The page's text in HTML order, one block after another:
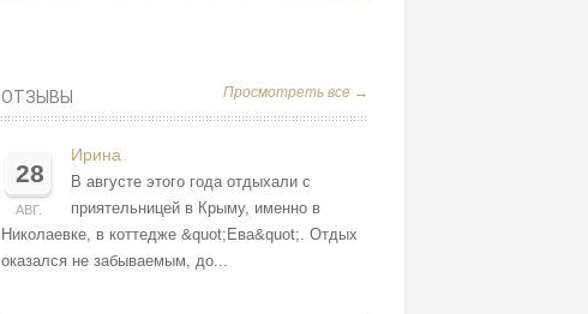
ОТЗЫВЫ Просмотреть все →
28
АВГ.
Ирина
В августе этого года отдыхали с
приятельницей в Крыму, именно в
Николаевке, в коттедже &quot;Ева&quot;. Отдых
оказался не забываемым, до...